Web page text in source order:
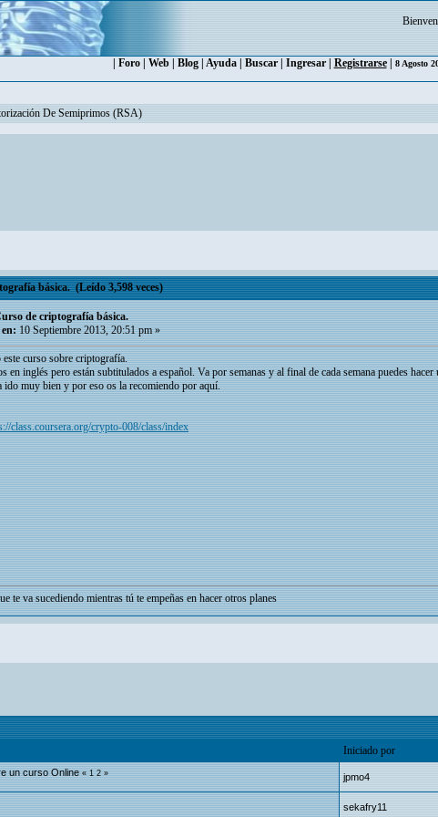
Foro| Web| Blog| Ayuda| Buscar| Ingresar| Registrarse| 8 Agosto
De Semiprimos (RSA)
básica. (Leído 3,598 veces)
de criptografía básica.
en:10 Septiembre 2013, 20:51 pm »
curso sobre criptografía.
en inglés pero están subtitulados a español. Va por semanas y al final de cada semana puedes
ido muy bien y por eso os la recomiendo por aquí.
class.coursera.org/crypto-008/class/index
te va sucediendo mientras tú te empeñas en hacer otros planes
Iniciado por
un curso Online «1 2»
jpmo4
sekafry11